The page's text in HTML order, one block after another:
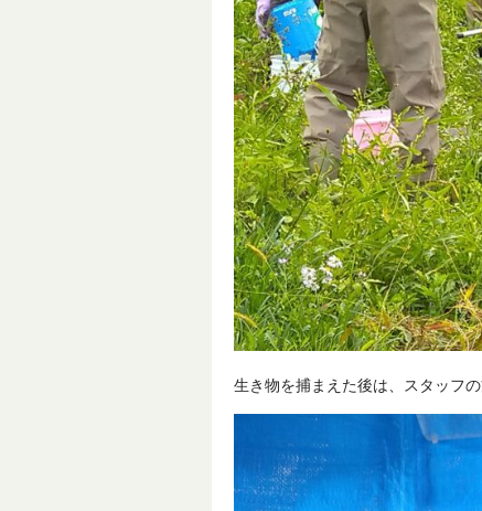
生き物を捕まえた後は、スタッフ